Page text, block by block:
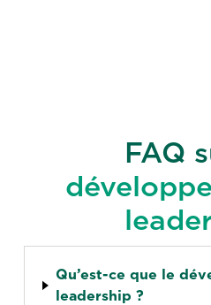
FAQ
Qu’est-ce que le
leadership ?